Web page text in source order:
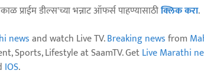
प्राईम डील्स'च्या भन्नाट ऑफर्स पाहण्यासाठीक्लिक करा.
newsand watch Live TV.Breaking newsfrom
Sports, Lifestyle at SaamTV. GetLive Marathi
IOS.